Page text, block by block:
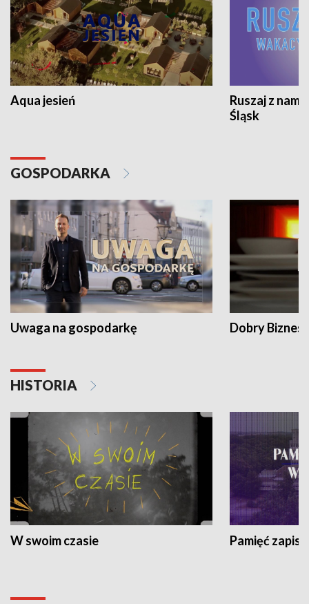
Aqua jesień
Ruszaj z
Śląsk
GOSPODARKA
Uwaga na gospodarkę Dobry Biznes
HISTORIA
W swoim czasie Pamięć